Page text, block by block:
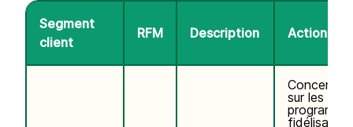
Segment
client
RFM Description Action
sur les